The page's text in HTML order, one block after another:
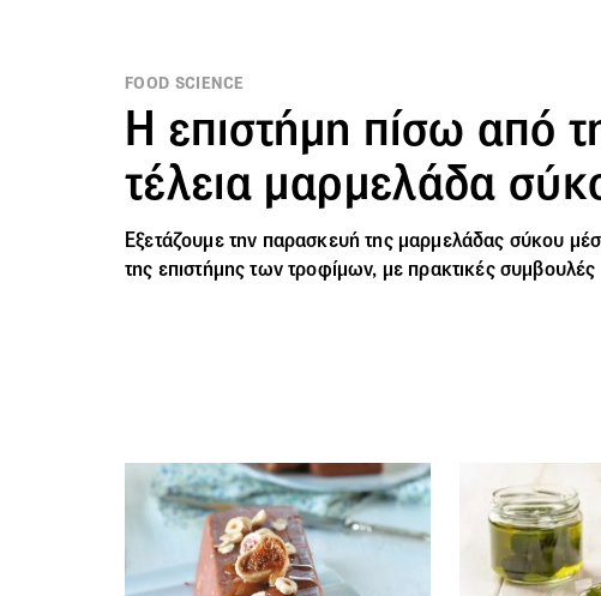
FOOD SCIENCE
Η επιστήμη πίσω από
τέλεια μαρμελάδα
Εξετάζουμε την παρασκευή της μαρμελάδας σύκου
της επιστήμης των τροφίμων, με πρακτικές συμβουλές